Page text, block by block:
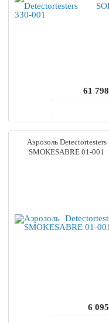
61 798
Аэрозоль Detectortesters
SMOKESABRE 01-001
6 095